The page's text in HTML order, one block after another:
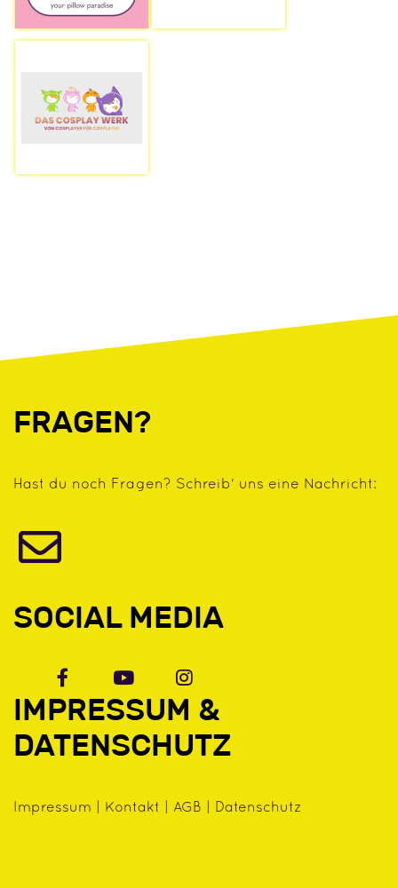
FRAGEN?
Hast du noch Fragen? Schreib' uns eine Nachricht:
SOCIAL MEDIA
IMPRESSUM &
DATENSCHUTZ
Impressum Kontakt AGB Datenschutz